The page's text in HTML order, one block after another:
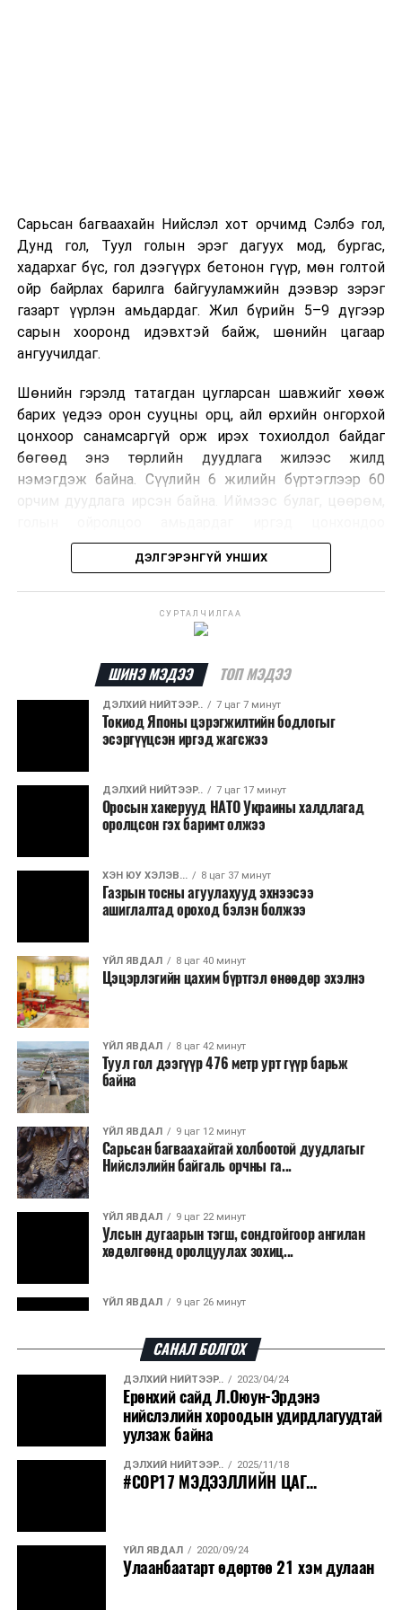
Сарьсан багваахайн Нийслэл хот орчимд Сэлбэ гол,
Дунд гол, Туул голын эрэг дагуух мод, бургас,
хадархаг бүс, гол дээгүүрх бетонон гүүр, мөн голтой
ойр байрлах барилга байгууламжийн дээвэр зэрэг
газарт үүрлэн амьдардаг. Жил бүрийн 5–9 дүгээр
сарын хооронд идэвхтэй байж, шөнийн цагаар
ангуучилдаг.
Шөнийн гэрэлд татагдан цугларсан шавжийг хөөж
барих үедээ орон сууцны орц, айл өрхийн онгорхой
цонхоор санамсаргүй орж ирэх тохиолдол байдаг
бөгөөд энэ төрлийн дуудлага жилээс жилд
нэмэгдэж байна. Сүүлийн 6 жилийн бүртэглээр 60
орчим дуудлага ирсэн байна. Иймээс булаг, цөөрөм,
хамгаалалтын тор суурилуулж, урьдчилан
сэргийлэхийг зөвлөж байна.
ажлын цагаар Нийслэлийн Байгаль орчны газрын
удирдлага зохицуулалтын төвийн 11-310005
дугаарын утсаар яаралтай мэдээлэл өгч, дуудлага
өгөх боломжтойг Нийслэлийн Байгаль Орчны Газраас
ДЭЛГЭРЭНГҮЙ УНШИХ
СУРТАЛЧИЛГАА
ШИНЭ МЭДЭЭ ТОП МЭДЭЭ
ДЭЛХИЙ НИЙТЭЭР.. 7 цаг 7 минут
Токиод Японы цэрэгжилтийн бодлогыг
эсэргүүцсэн иргэд жагсжээ
ДЭЛХИЙ НИЙТЭЭР.. 7 цаг 17 минут
Оросын хакерууд НАТО Украины халдлагад
оролцсон гэх баримт олжээ
ХЭН ЮУ ХЭЛЭВ... 8 цаг 37 минут
Газрын тосны агуулахууд эхнээсээ
ашиглалтад ороход бэлэн болжээ
ҮЙЛ ЯВДАЛ 8 цаг 40 минут
Цэцэрлэгийн цахим бүртгэл өнөөдөр эхэлнэ
ҮЙЛ ЯВДАЛ 8 цаг 42 минут
Туул гол дээгүүр 476 метр урт гүүр барьж
байна
ҮЙЛ ЯВДАЛ 9 цаг 12 минут
Сарьсан багваахайтай холбоотой дуудлагыг
Нийслэлийн байгаль орчны га...
ҮЙЛ ЯВДАЛ 9 цаг 22 минут
Улсын дугаарын тэгш, сондгойгоор ангилан
хөдөлгөөнд оролцуулах зохиц...
ҮЙЛ ЯВДАЛ 9 цаг 26 минут
худалдааны төвүүдийн авто зогсо...
ҮЙЛ ЯВДАЛ 9 цаг 30 минут
КОП17-д ажиллах онцгой байдлын
бүрэлдэхүүн хамтарсан дадлага сургуул...
ҮЙЛ ЯВДАЛ 9 цаг 37 минут
Улаанбаатарт өдөртөө 20 хэм дулаан
ҮЙЛ ЯВДАЛ
COP17-ын зочид, төлөөлөгчдөд үйлчлэх 250
САНАЛ БОЛГОХ
ДЭЛХИЙ НИЙТЭЭР.. 2023/04/24
Ерөнхий сайд Л.Оюун-Эрдэнэ
нийслэлийн хороодын удирдлагуудтай
уулзаж байна
ДЭЛХИЙ НИЙТЭЭР.. 2025/11/18
#COP17 МЭДЭЭЛЛИЙН ЦАГ...
ҮЙЛ ЯВДАЛ 2020/09/24
Улаанбаатарт өдөртөө 21 хэм дулаан